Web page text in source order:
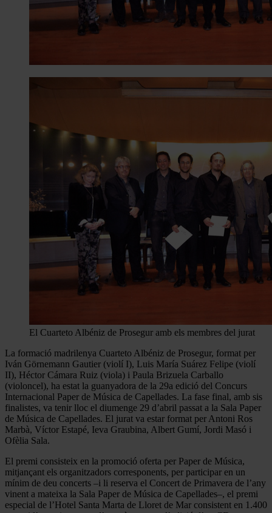
El Cuarteto Albéniz de Prosegur amb els membres del jurat
La formació madrilenya Cuarteto Albéniz de Prosegur, format per
Iván Görnemann Gautier (violí I), Luis María Suárez Felipe (violí
II), Héctor Cámara Ruiz (viola) i Paula Brizuela Carballo
(violoncel), ha estat la guanyadora de la 29a edició del Concurs
Internacional Paper de Música de Capellades. La fase final, amb sis
finalistes, va tenir lloc el diumenge 29 d’abril passat a la Sala Paper
de Música de Capellades. El jurat va estar format per Antoni Ros
Marbà, Víctor Estapé, Ieva Graubina, Albert Gumí, Jordi Masó i
Ofèlia Sala.
El premi consisteix en la promoció oferta per Paper de Música,
mitjançant els organitzadors corresponents, per participar en un
mínim de deu concerts –i li reserva el Concert de Primavera de l’any
vinent a mateixa la Sala Paper de Música de Capellades–, el premi
especial de l’Hotel Santa Marta de Lloret de Mar consistent en 1.400